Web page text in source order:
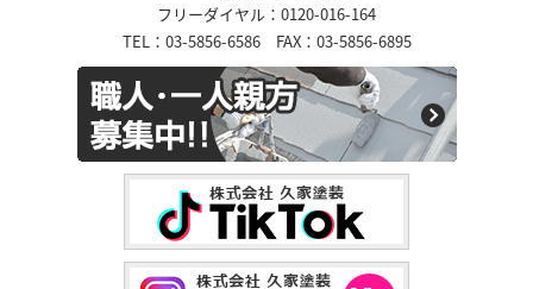
フリーダイヤル：0120-016-164
TEL：03-5856-6586 FAX：03-5856-6895